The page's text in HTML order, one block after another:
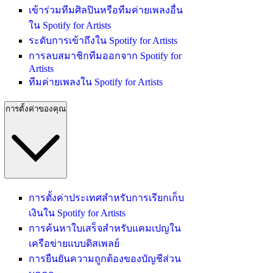
เข้าร่วมทีมศิลปินหรือทีมค่ายเพลงอื่น
ใน Spotify for Artists
ระดับการเข้าถึงใน Spotify for Artists
การลบสมาชิกทีมออกจาก Spotify for
Artists
ทีมค่ายเพลงใน Spotify for Artists
การตั้งค่าของคุณ
การตั้งค่าประเทศสำหรับการเรียกเก็บ
เงินใน Spotify for Artists
การค้นหาใบเสร็จสำหรับแคมเปญใน
เครือข่ายแบบดิสเพลย์
การยืนยันความถูกต้องของบัญชีส่วน